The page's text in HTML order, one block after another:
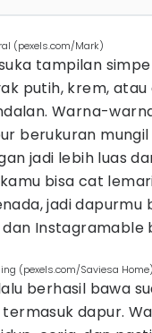
(pexels.com/Mark)
tampilan
putih, krem,
Warna-
berukuran
jadi lebih luas
bisa cat
jadi dapurmu
Instagramable
(pexels.com/Saviesa Home)
berhasil bawa
dapur.